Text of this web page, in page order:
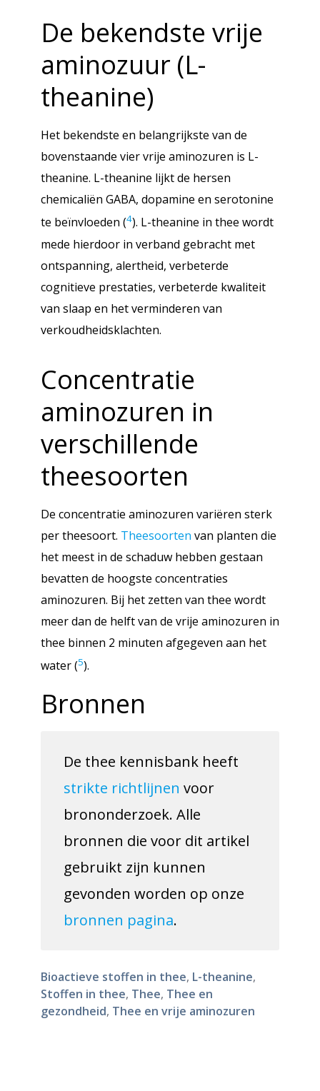
De bekendste vrije
aminozuur (L-
theanine)
Het bekendste en belangrijkste van de
bovenstaande vier vrije aminozuren is L-
theanine. L-theanine lijkt de hersen
chemicaliën GABA, dopamine en serotonine
te beïnvloeden (4). L-theanine in thee wordt
mede hierdoor in verband gebracht met
ontspanning, alertheid, verbeterde
cognitieve prestaties, verbeterde kwaliteit
van slaap en het verminderen van
verkoudheidsklachten.
Concentratie
aminozuren in
verschillende
theesoorten
De concentratie aminozuren variëren sterk
per theesoort. Theesoorten van planten die
het meest in de schaduw hebben gestaan
bevatten de hoogste concentraties
aminozuren. Bij het zetten van thee wordt
meer dan de helft van de vrije aminozuren in
thee binnen 2 minuten afgegeven aan het
water (5).
Bronnen
De thee kennisbank heeft
strikte richtlijnen voor
brononderzoek. Alle
bronnen die voor dit artikel
gebruikt zijn kunnen
gevonden worden op onze
bronnen pagina.
Bioactieve stoffen in thee, L-theanine,
Stoffen in thee, Thee, Thee en
gezondheid, Thee en vrije aminozuren